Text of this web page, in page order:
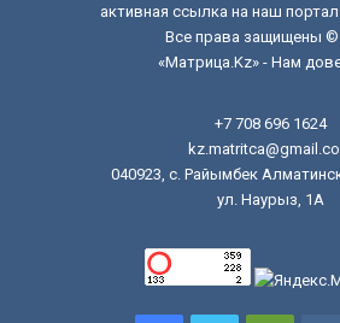
активная ссылка на наш портал
Все права защищены ©
«Матрица.Kz» - Нам
+7 708 696 1624
040923, с. Райымбек
ул. Наурыз, 1А